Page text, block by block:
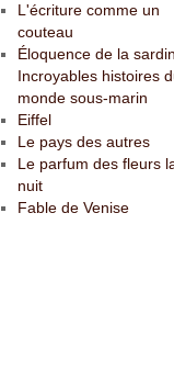
L'écriture comme un
couteau
Éloquence de la
Incroyables histoires
monde sous-marin
Eiffel
Le pays des autres
Le parfum des fleurs
nuit
Fable de Venise